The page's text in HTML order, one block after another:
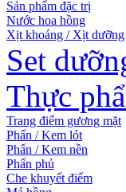
Sản phẩm đặc trị
Nước hoa hồng
Xịt khoáng / Xịt dưỡng
Set
Thực
Trang điểm gương mặt
Phấn / Kem lót
Phấn / Kem nền
Phấn phủ
Che khuyết điểm